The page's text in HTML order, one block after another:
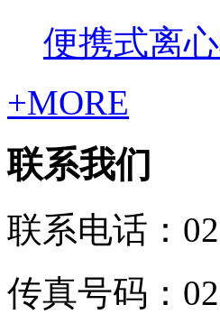
便携式离
+MORE
联系我们
联系电话：
传真号码：